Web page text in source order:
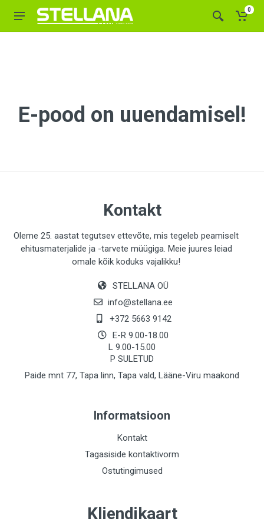
0
E-pood on uuendamisel!
Kontakt
Oleme 25. aastat tegutsev ettevõte, mis tegeleb peamiselt
ehitusmaterjalide ja -tarvete müügiga. Meie juures leiad
omale kõik koduks vajalikku!
STELLANA OÜ
info@stellana.ee
+372 5663 9142
E-R 9.00-18.00
L 9.00-15.00
P SULETUD
Paide mnt 77, Tapa linn, Tapa vald, Lääne-Viru maakond
Informatsioon
Kontakt
Tagasiside kontaktivorm
Ostutingimused
Kliendikaart